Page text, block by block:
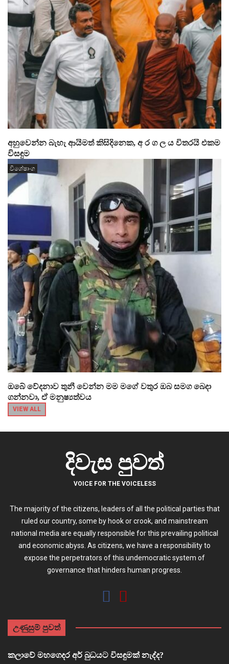
අහුවෙන්න බැහැ ආයිමත් කිසිදිනෙක, අ ර ග ල ය විතරයි එකම
විසඳුම
විශේෂාංග
ඔබේ වේදනාව තුනී වෙන්න මම මගේ වතුර ඔබ සමග බෙදා
ගන්නවා, ඒ මනුෂ්‍යත්වය
VIEW ALL
දිවැස පුවත්
VOICE FOR THE VOICELESS
The majority of the citizens, leaders of all the political parties that
ruled our country, some by hook or crook, and mainstream
national media are equally responsible for this prevailing political
and economic abyss. As citizens, we have a responsibility to
expose the perpetrators of this undemocratic system of
governance that hinders human progress.
උණුසුම් පුවත්
කලාවේ මහගෙදර අර් බුධයට විසඳුමක් නැද්ද?